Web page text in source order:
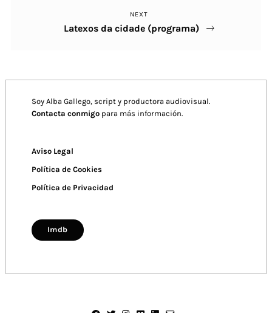
Next
Post
NEXT
Latexos da cidade (programa)
Soy Alba Gallego, script y productora audiovisual.
Contacta conmigo para más información.
Aviso Legal
Política de Cookies
Política de Privacidad
Imdb